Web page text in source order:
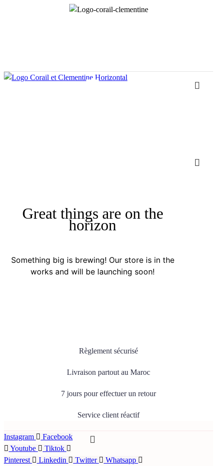
Great things are on the
horizon
Something big is brewing! Our store is in the
works and will be launching soon!
Règlement sécurisé
Livraison partout au Maroc
7 jours pour effectuer un retour
Service client réactif
Instagram
Facebook
Youtube
Tiktok
Pinterest
Linkedin Twitter
Whatsapp